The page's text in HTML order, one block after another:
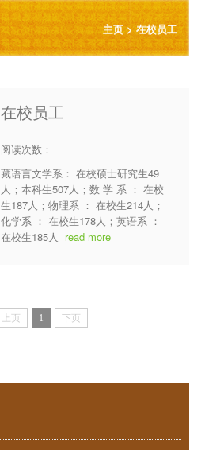
主页>在校员工
在校员工
阅读次数：
藏语言文学系： 在校硕士研究生49​
人；本科生507人；数 学 系 ： 在校
生187人；物理系 ： 在校生214人；
化学系 ： 在校生178人；英语系 ：
在校生185人 read more
上页 1 下页